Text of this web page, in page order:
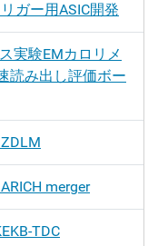
ガー用ASIC開発
実験EMカロリメ
読み出し評価ボー
merger
TDC